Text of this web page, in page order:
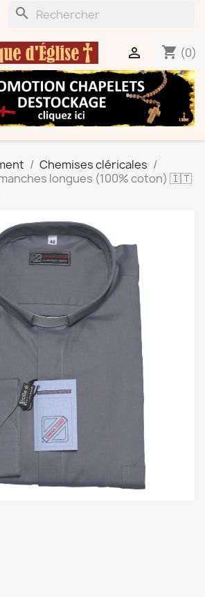
search
shopping_cart (0)

Chemises cléricales
longues (100% coton) 🇮🇹